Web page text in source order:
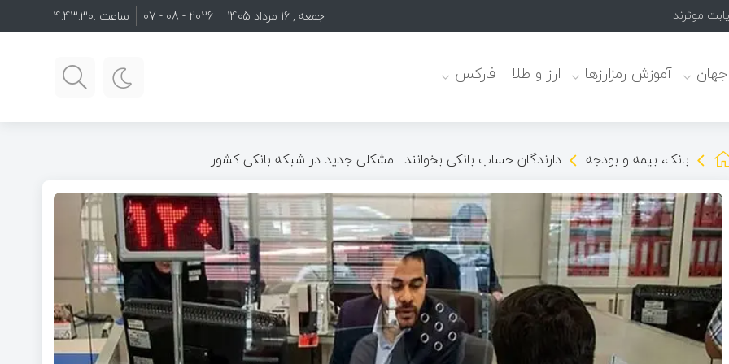
موثرند جمعه , 16 مرداد 1405 2026 - 08 - 07 ساعت :4:43:32
جهان آموزش رمزارزها ارز و طلا فارکس
بانک، بیمه و بودجه دارندگان حساب بانکی بخوانند | مشکلی جدید در شبکه بانکی کشور